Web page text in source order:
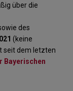
über die
des
(keine
seit dem letzten
Bayerischen